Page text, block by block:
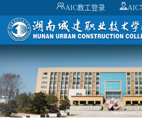
AIC教工登录 AIC